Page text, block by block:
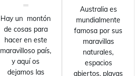
Hay un montón
de cosas para
hacer en este
maravilloso país,
y aquí os
dejamos las
Australia es
mundialmente
famosa por sus
maravillas
naturales,
espacios
abiertos, playas